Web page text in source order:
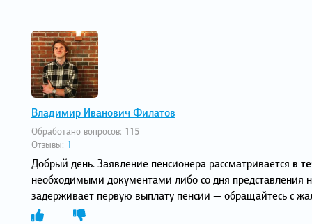
Владимир Иванович Филатов
Обработано вопросов: 115
Отзывы: 1
Добрый день. Заявление пенсионера рассматривается в
необходимыми документами либо со дня
задерживает первую выплату пенсии — обращайтесь с